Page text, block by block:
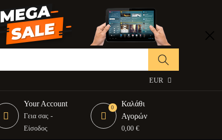
EUR
Your Account
Γεια σας -
Είσοδος
0
Καλάθι
Αγορών
0,00 €